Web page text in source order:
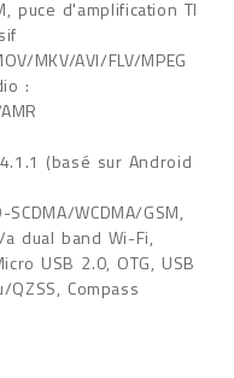
puce d'amplification TI
MKV/AVI/FLV/MPEG
:
(basé sur Android
WCDMA/GSM,
dual band Wi-Fi,
USB 2.0, OTG, USB
QZSS, Compass